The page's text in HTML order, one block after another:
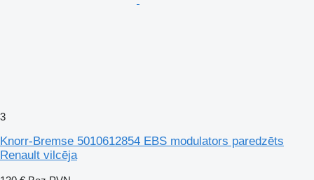
3
Knorr-Bremse 5010612854 EBS modulators paredzēts
Renault vilcēja